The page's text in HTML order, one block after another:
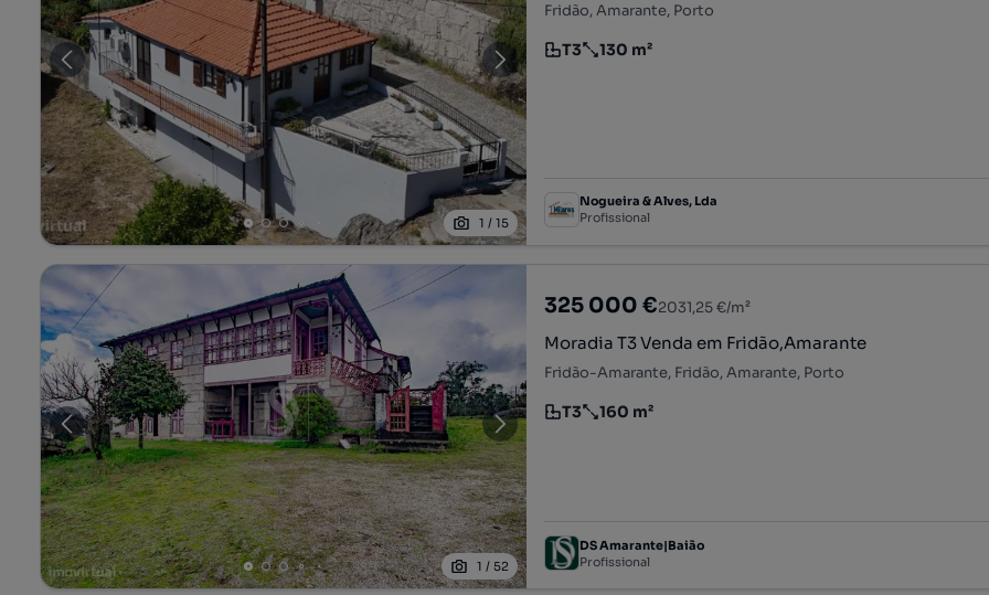
1 /15
Fridão, Amarante, Porto
Tipologia
T3
Preço por metro quadrado
130 m²
Nogueira & Alves, Lda
Profissional
1 / 52
325 000 €2031,25 €/m²
Moradia T3 Venda em Fridão,Amarante
Fridão-Amarante, Fridão, Amarante, Porto
Tipologia
T3
Preço por metro quadrado
160 m²
DS Amarante|Baião
Profissional